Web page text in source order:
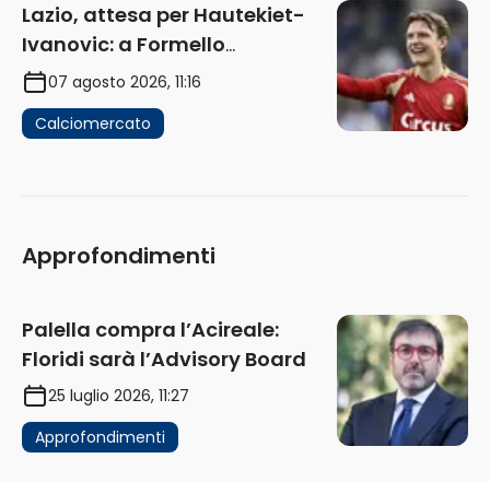
Lazio, attesa per Hautekiet-
Ivanovic: a Formello
attendono risposte
07 agosto 2026, 11:16
Calciomercato
Approfondimenti
Palella compra l’Acireale:
Floridi sarà l’Advisory Board
25 luglio 2026, 11:27
Approfondimenti